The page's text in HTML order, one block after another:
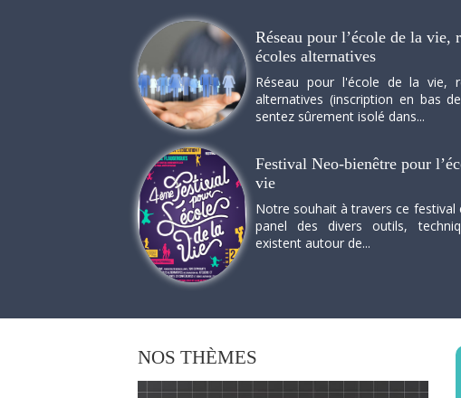
Réseau pour l’école de la vie,
écoles alternatives
Réseau pour l'école de la vie,
alternatives (inscription en bas
sentez sûrement isolé dans...
Festival Neo-bienêtre pour
vie
Notre souhait à travers ce festival
panel des divers outils,
existent autour de...
NOS THÈMES